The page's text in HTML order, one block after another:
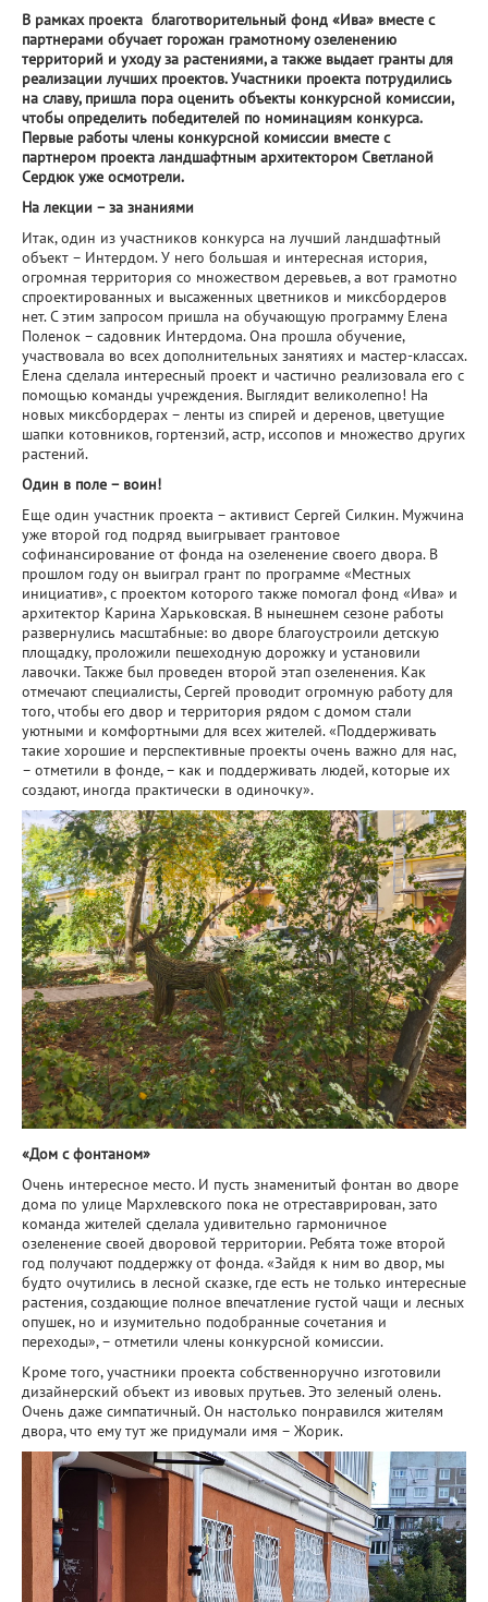
В рамках проекта благотворительный фонд «Ива» вместе с
партнерами обучает горожан грамотному озеленению
территорий и уходу за растениями, а также выдает гранты для
реализации лучших проектов. Участники проекта потрудились
на славу, пришла пора оценить объекты конкурсной комиссии,
чтобы определить победителей по номинациям конкурса.
Первые работы члены конкурсной комиссии вместе с
партнером проекта ландшафтным архитектором Светланой
Сердюк уже осмотрели.
На лекции – за знаниями
Итак, один из участников конкурса на лучший ландшафтный
объект – Интердом. У него большая и интересная история,
огромная территория со множеством деревьев, а вот грамотно
спроектированных и высаженных цветников и миксбордеров
нет. С этим запросом пришла на обучающую программу Елена
Поленок – садовник Интердома. Она прошла обучение,
участвовала во всех дополнительных занятиях и мастер-классах.
Елена сделала интересный проект и частично реализовала его с
помощью команды учреждения. Выглядит великолепно! На
новых миксбордерах – ленты из спирей и деренов, цветущие
шапки котовников, гортензий, астр, иссопов и множество других
растений.
Один в поле – воин!
Еще один участник проекта – активист Сергей Силкин. Мужчина
уже второй год подряд выигрывает грантовое
софинансирование от фонда на озеленение своего двора. В
прошлом году он выиграл грант по программе «Местных
инициатив», с проектом которого также помогал фонд «Ива» и
архитектор Карина Харьковская. В нынешнем сезоне работы
развернулись масштабные: во дворе благоустроили детскую
площадку, проложили пешеходную дорожку и установили
лавочки. Также был проведен второй этап озеленения. Как
отмечают специалисты, Сергей проводит огромную работу для
того, чтобы его двор и территория рядом с домом стали
уютными и комфортными для всех жителей. «Поддерживать
такие хорошие и перспективные проекты очень важно для нас,
– отметили в фонде, – как и поддерживать людей, которые их
создают, иногда практически в одиночку».
«Дом с фонтаном»
Очень интересное место. И пусть знаменитый фонтан во дворе
дома по улице Мархлевского пока не отреставрирован, зато
команда жителей сделала удивительно гармоничное
озеленение своей дворовой территории. Ребята тоже второй
год получают поддержку от фонда. «Зайдя к ним во двор, мы
будто очутились в лесной сказке, где есть не только интересные
растения, создающие полное впечатление густой чащи и лесных
опушек, но и изумительно подобранные сочетания и
переходы», – отметили члены конкурсной комиссии.
Кроме того, участники проекта собственноручно изготовили
дизайнерский объект из ивовых прутьев. Это зеленый олень.
Очень даже симпатичный. Он настолько понравился жителям
двора, что ему тут же придумали имя – Жорик.